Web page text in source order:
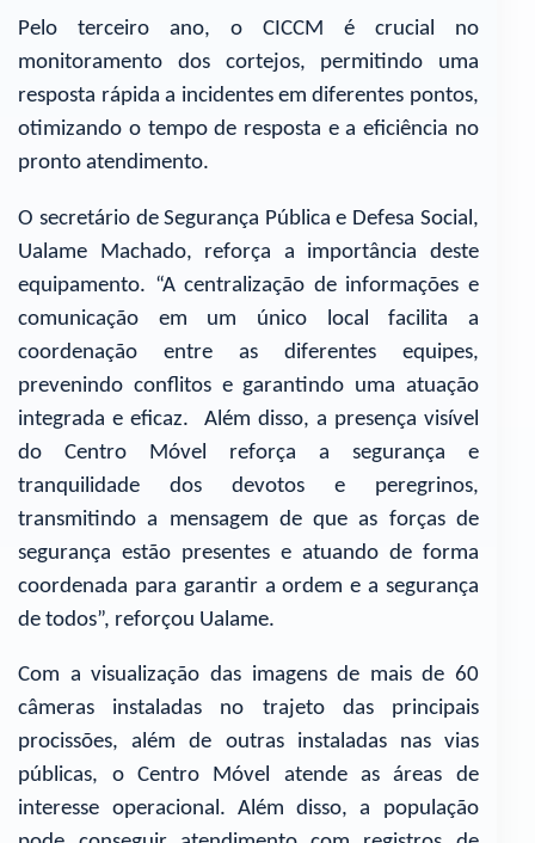
Pelo terceiro ano, o CICCM é crucial no
monitoramento dos cortejos, permitindo uma
resposta rápida a incidentes em diferentes pontos,
otimizando o tempo de resposta e a eficiência no
pronto atendimento.
O secretário de Segurança Pública e Defesa Social,
Ualame Machado, reforça a importância deste
equipamento. “A centralização de informações e
comunicação em um único local facilita a
coordenação entre as diferentes equipes,
prevenindo conflitos e garantindo uma atuação
integrada e eficaz. Além disso, a presença visível
do Centro Móvel reforça a segurança e
tranquilidade dos devotos e peregrinos,
transmitindo a mensagem de que as forças de
segurança estão presentes e atuando de forma
coordenada para garantir a ordem e a segurança
de todos”, reforçou Ualame.
Com a visualização das imagens de mais de 60
câmeras instaladas no trajeto das principais
procissões, além de outras instaladas nas vias
públicas, o Centro Móvel atende as áreas de
interesse operacional. Além disso, a população